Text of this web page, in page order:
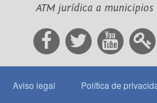
ATM jurídica a municipios
Aviso legal Política de